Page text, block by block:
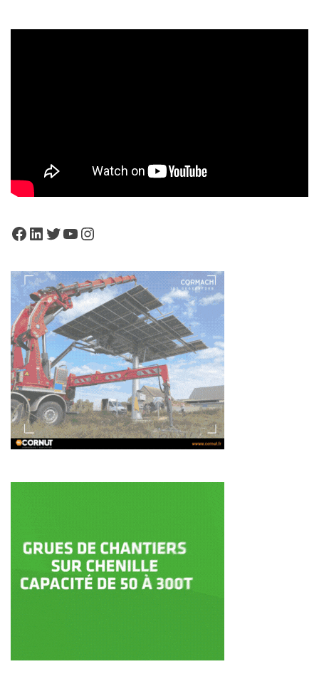
Facebook
LinkedIn
Twitter
YouTube
Instagram